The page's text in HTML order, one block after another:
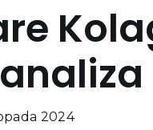
2024